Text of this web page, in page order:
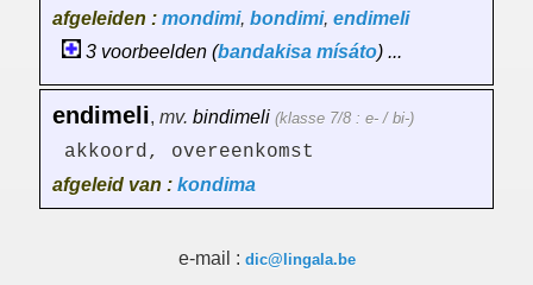
afgeleiden : mondimi, bondimi, endimeli
3 voorbeelden (bandakisa mísáto) ...
endimeli, mv. bindimeli (klasse 7/8 : e- / bi-)
akkoord, overeenkomst
afgeleid van : kondima
e-mail : dic@lingala.be